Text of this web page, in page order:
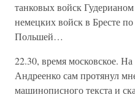
танковых войск
немецких войск в Бресте
Польшей…
22.30, время московское.
Андреенко сам протянул
машинописного текста и